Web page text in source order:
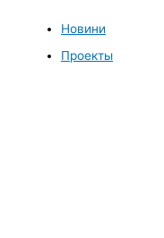
Новини
Проекты